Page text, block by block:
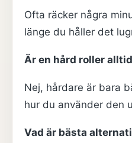
Ofta räcker några
länge du håller det
Är en hård roller
Nej, hårdare är bara
hur du använder den
Vad är bästa